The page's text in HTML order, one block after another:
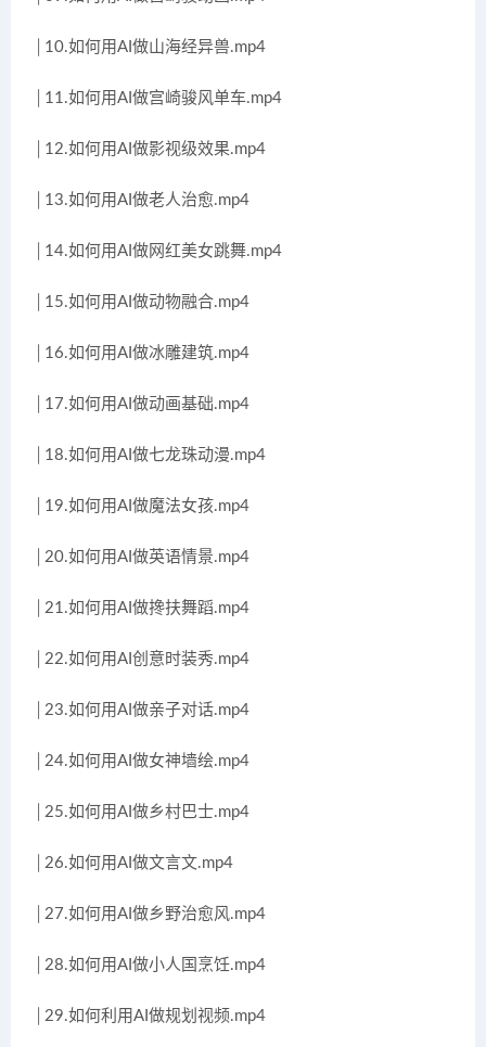
│10.如何用AI做山海经异兽.mp4
│11.如何用AI做宫崎骏风单车.mp4
│12.如何用AI做影视级效果.mp4
│13.如何用AI做老人治愈.mp4
│14.如何用AI做网红美女跳舞.mp4
│15.如何用AI做动物融合.mp4
│16.如何用AI做冰雕建筑.mp4
│17.如何用AI做动画基础.mp4
│18.如何用AI做七龙珠动漫.mp4
│19.如何用AI做魔法女孩.mp4
│20.如何用AI做英语情景.mp4
│21.如何用AI做搀扶舞蹈.mp4
│22.如何用AI创意时装秀.mp4
│23.如何用AI做亲子对话.mp4
│24.如何用AI做女神墙绘.mp4
│25.如何用AI做乡村巴士.mp4
│26.如何用AI做文言文.mp4
│27.如何用AI做乡野治愈风.mp4
│28.如何用AI做小人国烹饪.mp4
│29.如何利用AI做规划视频.mp4